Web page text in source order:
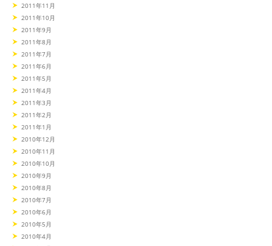
2011年11月
2011年10月
2011年9月
2011年8月
2011年7月
2011年6月
2011年5月
2011年4月
2011年3月
2011年2月
2011年1月
2010年12月
2010年11月
2010年10月
2010年9月
2010年8月
2010年7月
2010年6月
2010年5月
2010年4月